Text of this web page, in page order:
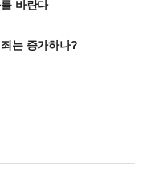
바란다
는 증가하나?